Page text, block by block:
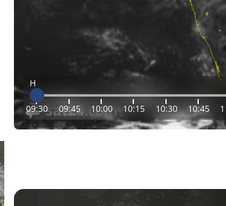
H
09:30 09:45 10:00 10:15 10:30 10:45